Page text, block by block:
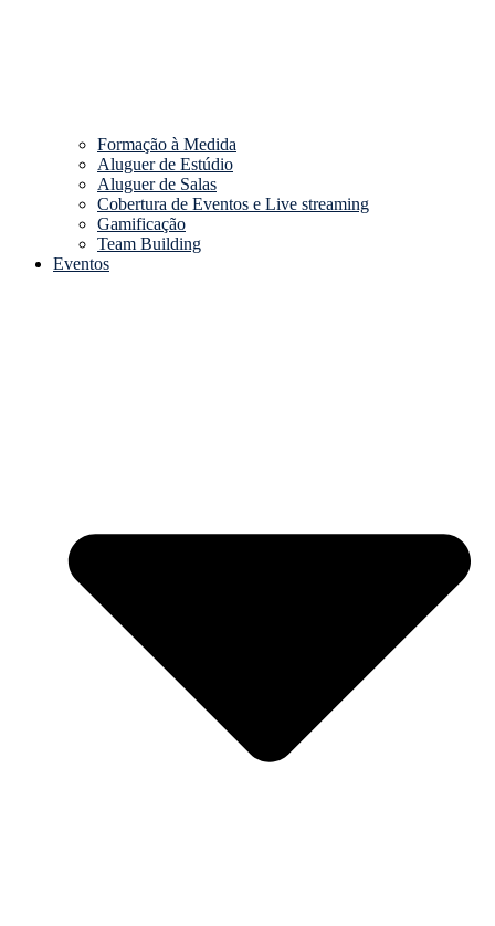
Formação à Medida
Aluguer de Estúdio
Aluguer de Salas
Cobertura de Eventos e Live streaming
Gamificação
Team Building
Eventos